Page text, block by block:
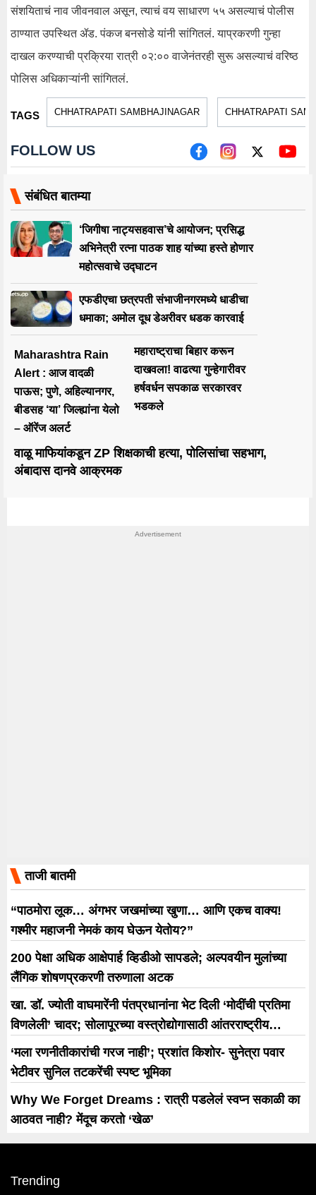
संशयिताचं नाव जीवनवाल असून, त्याचं वय साधारण ५५ असल्याचं पोलीस
ठाण्यात उपस्थित ॲड. पंकज बनसोडे यांनी सांगितलं. याप्रकरणी गुन्हा
दाखल करण्याची प्रक्रिया रात्री ०२:०० वाजेनंतरही सुरू असल्याचं वरिष्ठ
पोलिस अधिकाऱ्यांनी सांगितलं.
TAGS CHHATRAPATI SAMBHAJINAGAR CHHATRAPATI
FOLLOW US
संबंधित बातम्या
‘जिगीषा नाट्यसहवास’चे आयोजन; प्रसिद्ध
अभिनेत्री रत्ना पाठक शाह यांच्या हस्ते होणार
महोत्सवाचे उद्घाटन
एफडीएचा छत्रपती संभाजीनगरमध्ये धाडीचा
धमाका; अमोल दूध डेअरीवर धडक कारवाई
Maharashtra Rain
Alert : आज वादळी
पाऊस; पुणे, अहिल्यानगर,
बीडसह ‘या’ जिल्ह्यांना येलो
– ऑरेंज अलर्ट
महाराष्ट्राचा बिहार करून
दाखवला! वाढत्या गुन्हेगारीवर
हर्षवर्धन सपकाळ सरकारवर
भडकले
वाळू माफियांकडून ZP शिक्षकाची हत्या, पोलिसांचा सहभाग,
अंबादास दानवे आक्रमक
ताजी बातमी
“पाठमोरा लूक… अंगभर जखमांच्या खुणा… आणि एकच वाक्य!
गश्मीर महाजनी नेमकं काय घेऊन येतोय?”
200 पेक्षा अधिक आक्षेपार्ह व्हिडीओ सापडले; अल्पवयीन मुलांच्या
लैंगिक शोषणप्रकरणी तरुणाला अटक
खा. डॉ. ज्योती वाघमारेंनी पंतप्रधानांना भेट दिली ‘मोदींची प्रतिमा
विणलेली’ चादर; सोलापूरच्या वस्त्रोद्योगासाठी आंतरराष्ट्रीय
धोरणाची मागणी
‘मला रणनीतीकारांची गरज नाही’; प्रशांत किशोर- सुनेत्रा पवार
भेटीवर सुनिल तटकरेंची स्पष्ट भूमिका
Why We Forget Dreams : रात्री पडलेलं स्वप्न सकाळी का
आठवत नाही? मेंदूच करतो ‘खेळ’
Trending